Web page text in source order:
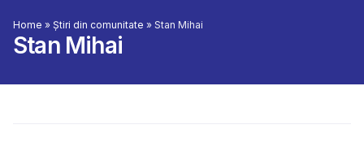
Home » Știri din comunitate » Stan Mihai
Stan Mihai